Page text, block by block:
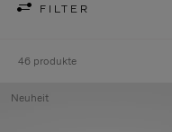
FILTER
46 produkte
Neuheit